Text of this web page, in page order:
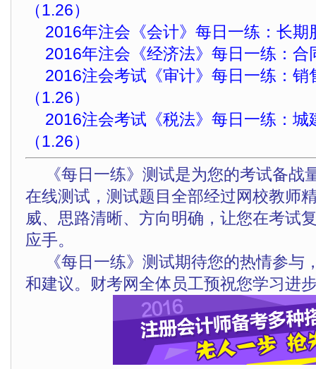
（1.26）
2016年注会《会计》每日一练：长期
2016年注会《经济法》每日一练：合
2016注会考试《审计》每日一练：销
（1.26）
2016注会考试《税法》每日一练：城
（1.26）
《每日一练》测试是为您的考试备战
在线测试，测试题目全部经过网校教师
威、思路清晰、方向明确，让您在考试
应手。
《每日一练》测试期待您的热情参与
和建议。财考网全体员工预祝您学习进